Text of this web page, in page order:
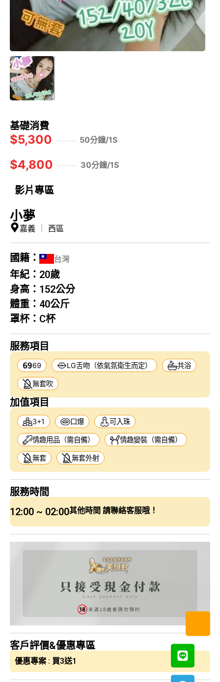
基礎消費
$5,300 50分鐘/1S
$4,800 30分鐘/1S
影片專區
小夢
嘉義 西區
國籍： 台灣
年紀： 20歲
身高： 152公分
體重： 40公斤
罩杯： C杯
服務項目
69 LG舌吻（依氣氛衛生而定） 共浴
無套吹
加值項目
3+1 口爆 可入珠
情趣用品（需自備） 情趣變裝（需自備）
無套 無套外射
服務時間
12:00 ~ 02:00其他時間 請聯絡客服哦！
客戶評價&優惠專區
優惠專案 : 買3送1